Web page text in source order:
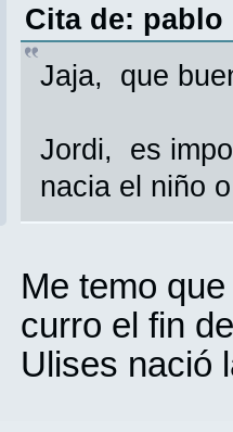
Cita de: pablo
Jaja, que
Jordi, es
nacia el niño
Me temo
curro el fin
Ulises nació